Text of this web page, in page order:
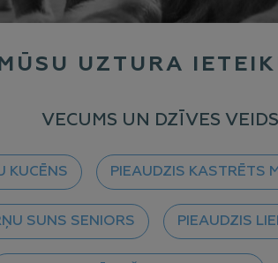
MŪSU UZTURA
VECUMS UN DZĪVES VEIDS
KUCĒNS PIEAUDZIS KASTRĒTS
SUNS SENIORS PIEAUDZIS